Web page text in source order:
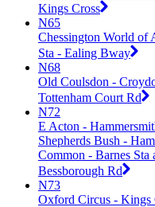
Kings Cross
N65
Chessington World of
Sta - Ealing Bway
N68
Old Coulsdon -
Tottenham Court Rd
N72
E Acton -
Shepherds Bush -
Common - Barnes Sta
Bessborough Rd
N73
Oxford Circus - Kings